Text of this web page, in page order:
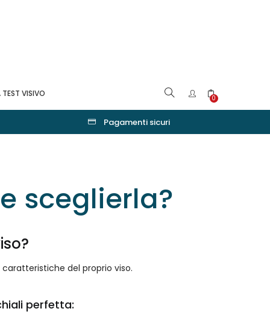
TEST VISIVO 0
Pagamenti sicuri
sceglierla?
del proprio viso.
perfetta: